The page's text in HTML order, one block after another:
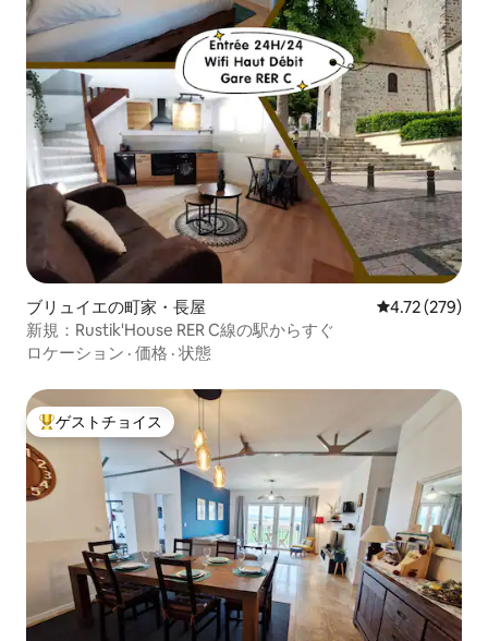
ブリュイエの町家・長屋 レビュー279
4.72 (279)
新規：Rustik'House RER C線の駅からすぐ
ロケーション · 価格 · 状態
大好評のゲストチョイスです。
ゲストチョイス